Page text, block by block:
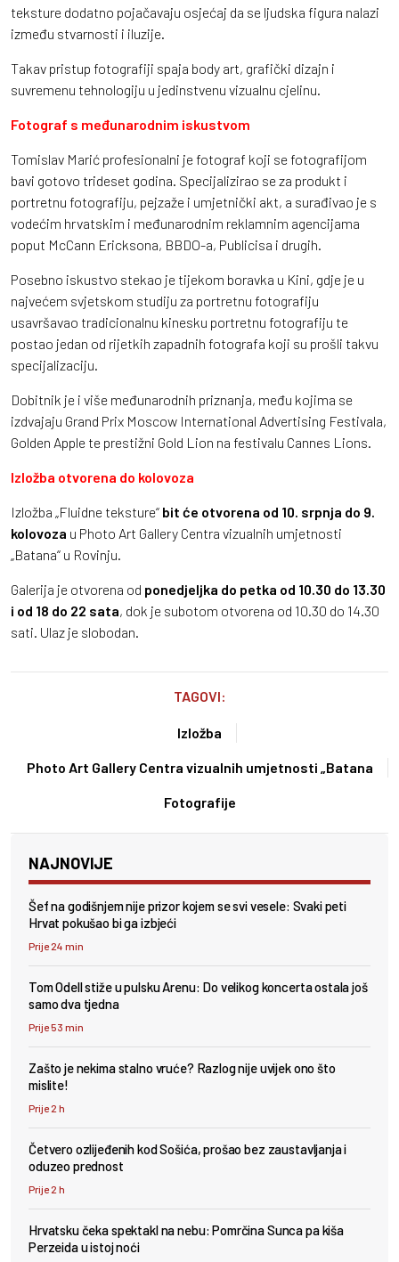
teksture dodatno pojačavaju osjećaj da se ljudska figura nalazi
između stvarnosti i iluzije.
Takav pristup fotografiji spaja body art, grafički dizajn i
suvremenu tehnologiju u jedinstvenu vizualnu cjelinu.
Fotograf s međunarodnim iskustvom
Tomislav Marić profesionalni je fotograf koji se fotografijom
bavi gotovo trideset godina. Specijalizirao se za produkt i
portretnu fotografiju, pejzaže i umjetnički akt, a surađivao je s
vodećim hrvatskim i međunarodnim reklamnim agencijama
poput McCann Ericksona, BBDO-a, Publicisa i drugih.
Posebno iskustvo stekao je tijekom boravka u Kini, gdje je u
najvećem svjetskom studiju za portretnu fotografiju
usavršavao tradicionalnu kinesku portretnu fotografiju te
postao jedan od rijetkih zapadnih fotografa koji su prošli takvu
specijalizaciju.
Dobitnik je i više međunarodnih priznanja, među kojima se
izdvajaju Grand Prix Moscow International Advertising Festivala,
Golden Apple te prestižni Gold Lion na festivalu Cannes Lions.
Izložba otvorena do kolovoza
Izložba „Fluidne teksture“ bit će otvorena od 10. srpnja do 9.
kolovoza u Photo Art Gallery Centra vizualnih umjetnosti
„Batana“ u Rovinju.
Galerija je otvorena od ponedjeljka do petka od 10.30 do 13.30
i od 18 do 22 sata, dok je subotom otvorena od 10.30 do 14.30
sati. Ulaz je slobodan.
TAGOVI:
Izložba
Photo Art Gallery Centra vizualnih umjetnosti „Batana
Fotografije
NAJNOVIJE
Šef na godišnjem nije prizor kojem se svi vesele: Svaki peti
Hrvat pokušao bi ga izbjeći
Prije 24 min
Tom Odell stiže u pulsku Arenu: Do velikog koncerta ostala još
samo dva tjedna
Prije 53 min
Zašto je nekima stalno vruće? Razlog nije uvijek ono što
mislite!
Prije 2 h
Četvero ozlijeđenih kod Sošića, prošao bez zaustavljanja i
oduzeo prednost
Prije 2 h
Hrvatsku čeka spektakl na nebu: Pomrčina Sunca pa kiša
Perzeida u istoj noći